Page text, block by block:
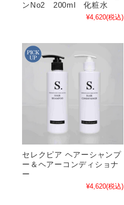
ンNo2 200ml 化粧水
¥4,620(税込)
セレクピア ヘアーシャンプ
ー＆ヘアーコンディショナ
ー
¥4,620(税込)